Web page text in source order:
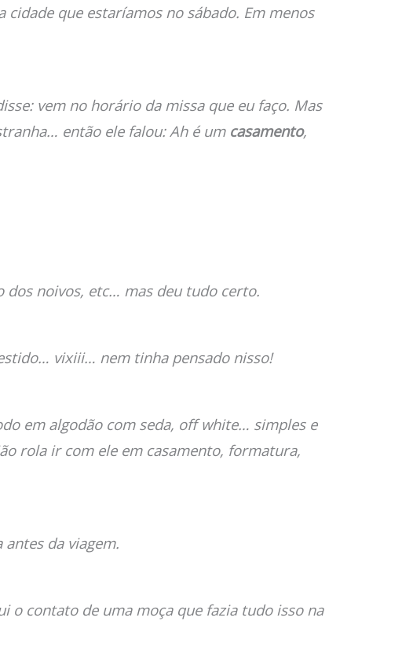
que estaríamos no sábado. Em menos
vem no horário da missa que eu faço. Mas
então ele falou: Ah é um casamento,
dos noivos, etc… mas deu tudo certo.
vixiii… nem tinha pensado nisso!
em algodão com seda, off white… simples e
rola ir com ele em casamento, formatura,
da viagem.
o contato de uma moça que fazia tudo isso na